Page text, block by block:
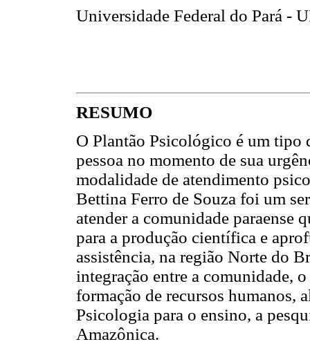
Universidade Federal do Pará -
RESUMO
O Plantão Psicológico é um tipo
pessoa no momento de sua
modalidade de atendimento
Bettina Ferro de Souza foi um
atender a comunidade paraense
para a produção científica e
assistência, na região Norte do
integração entre a comunidade,
formação de recursos humanos,
Psicologia para o ensino, a
Amazônica.